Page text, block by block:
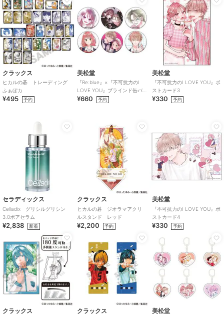
クラックス
ヒカルの碁 トレーディング
ふぁぼカ
¥495 予約
美松堂
『Re:blue』×『不可抗力のI
LOVE YOU』ブラインド缶バ
ッジ（全6種）
¥660 予約
美松堂
『不可抗力のI LOVE YOU』ポ
ストカード3
¥330 予約
セラディックス
Celladix グリシルグリシン
3.0ポアセラム
¥2,838 新着
クラックス
ヒカルの碁 ジオラマアクリ
ルスタンド レッド
¥2,200 予約
美松堂
『不可抗力のI LOVE YOU』ポ
ストカード4
¥330 予約
クラックス クラックス 美松堂